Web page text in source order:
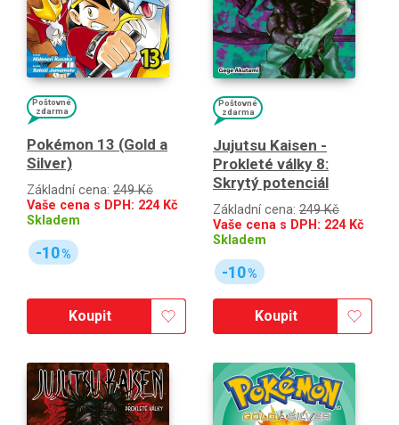
Poštovné
zdarma
Pokémon 13 (Gold a
Silver)
Základní cena: 249 Kč
Vaše cena s DPH: 224Kč
Skladem
-10%
Koupit
Poštovné
zdarma
Jujutsu Kaisen -
Prokleté války 8:
Skrytý potenciál
Základní cena: 249 Kč
Vaše cena s DPH: 224Kč
Skladem
-10%
Koupit